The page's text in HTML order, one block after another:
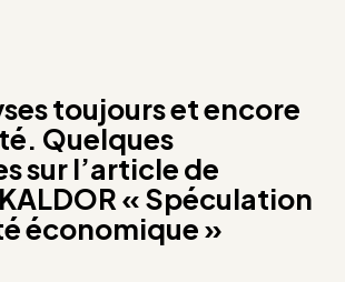
toujours et encore
Quelques
sur l’article de
« Spéculation
économique »